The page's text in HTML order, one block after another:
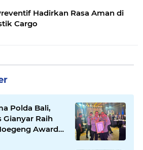
Hadirkan Rasa Aman di
Cargo
Polda Bali,
Gianyar Raih
Awards